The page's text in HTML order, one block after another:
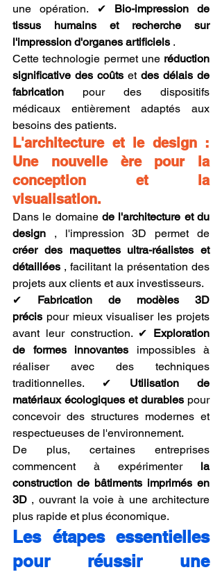
une opération. ✔ Bio-impression de
tissus humains et recherche sur
l'impression d'organes artificiels .
Cette technologie permet une réduction
significative des coûts et des délais de
fabrication pour des dispositifs
médicaux entièrement adaptés aux
besoins des patients.
L'architecture et le design :
Une nouvelle ère pour la
conception et la
visualisation.
Dans le domaine de l'architecture et du
design
créer des maquettes ultra-réalistes et
détaillées , facilitant la présentation des
projets aux clients et aux investisseurs.
✔ Fabrication de modèles 3D
précis pour mieux visualiser les projets
avant leur construction. ✔ Exploration
de formes innovantes impossibles à
réaliser avec des techniques
traditionnelles. ✔ Utilisation de
matériaux écologiques et durables pour
concevoir des structures modernes et
respectueuses de l'environnement.
De plus, certaines entreprises
commencent à expérimenter la
construction de bâtiments imprimés en
3D , ouvrant la voie à une architecture
plus rapide et plus économique.
Les étapes essentielles
pour réussir une